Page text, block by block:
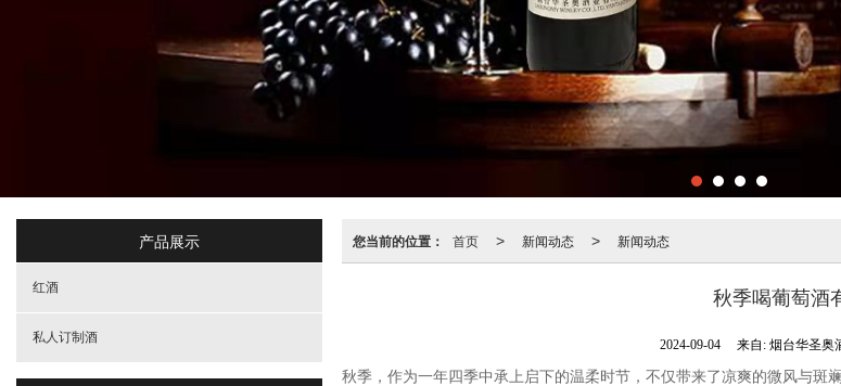
您当前的位置： 首页 > 新闻动态 > 新闻动态
秋季喝葡萄酒
2024-09-04 来自: 烟台华圣奥
秋季，作为一年四季中承上启下的温柔时节，不仅带来了凉爽的微风与
产品展示
红酒
私人订制酒